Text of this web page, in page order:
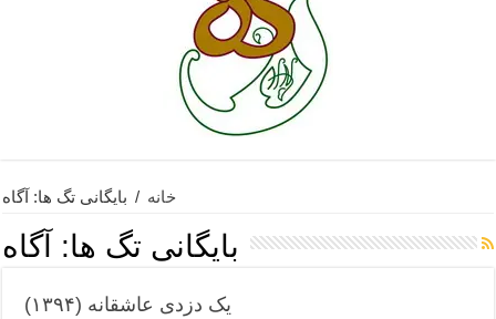
خانه / بایگانی تگ ها: آگاه
بایگانی تگ ها: آگاه
یک دزدی عاشقانه (۱۳۹۴)